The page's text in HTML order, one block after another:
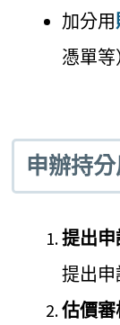
加分用
憑單等
申辦持
提出申
提出申
估價審